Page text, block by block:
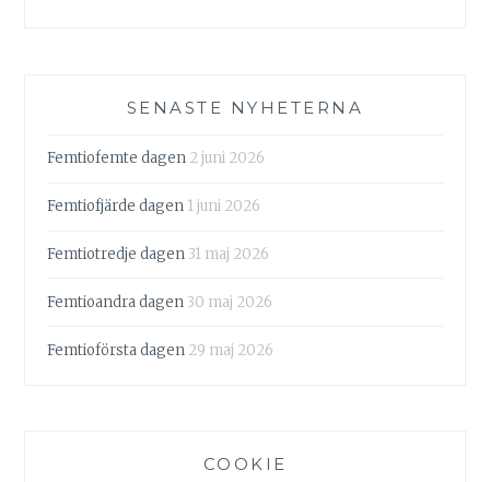
SENASTE NYHETERNA
Femtiofemte dagen 2 juni 2026
Femtiofjärde dagen 1 juni 2026
Femtiotredje dagen 31 maj 2026
Femtioandra dagen 30 maj 2026
Femtioförsta dagen 29 maj 2026
COOKIE